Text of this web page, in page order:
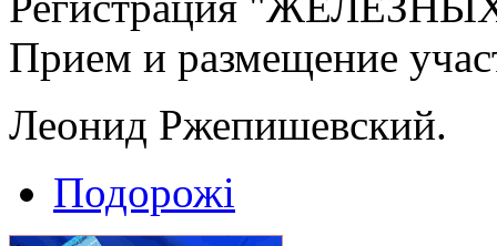
Прием и размещение
Леонид Ржепишевский.
Подорожі